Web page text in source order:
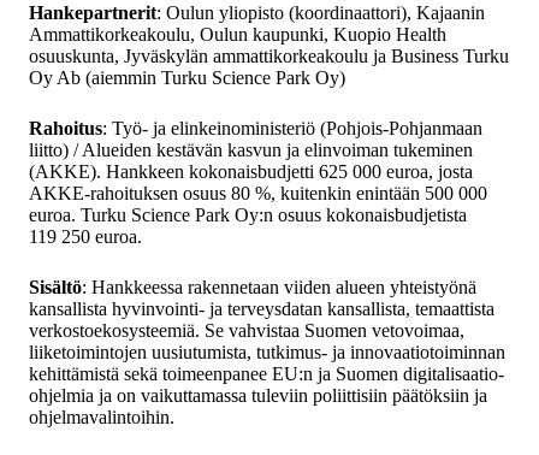
Hankepartnerit: Oulun yliopisto (koordinaattori), Kajaanin
Ammattikorkeakoulu, Oulun kaupunki, Kuopio Health
osuuskunta, Jyväskylän ammattikorkeakoulu ja Business Turku
Oy Ab (aiemmin Turku Science Park Oy)
Rahoitus: Työ- ja elinkeinoministeriö (Pohjois-Pohjanmaan
liitto) / Alueiden kestävän kasvun ja elinvoiman tukeminen
(AKKE). Hankkeen kokonaisbudjetti 625 000 euroa, josta
AKKE-rahoituksen osuus 80 %, kuitenkin enintään 500 000
euroa. Turku Science Park Oy:n osuus kokonaisbudjetista
119 250 euroa.
Sisältö: Hankkeessa rakennetaan viiden alueen yhteistyönä
kansallista hyvinvointi- ja terveysdatan kansallista, temaattista
verkostoekosysteemiä. Se vahvistaa Suomen vetovoimaa,
liiketoimintojen uusiutumista, tutkimus- ja innovaatiotoiminnan
kehittämistä sekä toimeenpanee EU:n ja Suomen digitalisaatio-
ohjelmia ja on vaikuttamassa tuleviin poliittisiin päätöksiin ja
ohjelmavalintoihin.